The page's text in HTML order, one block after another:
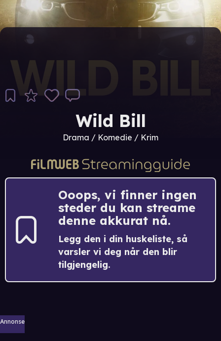
Wild Bill
Drama / Komedie / Krim
Ooops, vi finner ingen
steder du kan streame
denne akkurat nå.
Legg den i din huskeliste, så
varsler vi deg når den blir
tilgjengelig.
Annonse